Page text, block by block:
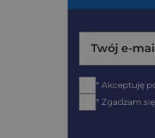
* Akceptuję
* Zgadzam